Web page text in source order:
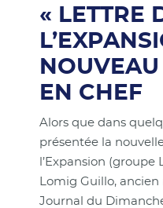
« LETTRE
EN CHEF
Alors que dans
présentée la
l’Expansion (groupe
Lomig Guillo,
Journal du